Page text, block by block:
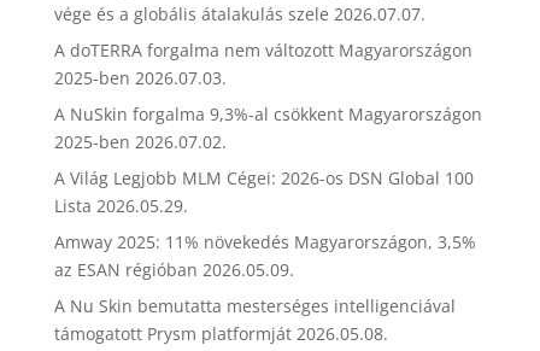
vége és a globális átalakulás szele 2026.07.07.
A doTERRA forgalma nem változott Magyarországon
2025-ben 2026.07.03.
A NuSkin forgalma 9,3%-al csökkent Magyarországon
2025-ben 2026.07.02.
A Világ Legjobb MLM Cégei: 2026-os DSN Global 100
Lista 2026.05.29.
Amway 2025: 11% növekedés Magyarországon, 3,5%
az ESAN régióban 2026.05.09.
A Nu Skin bemutatta mesterséges intelligenciával
támogatott Prysm platformját 2026.05.08.